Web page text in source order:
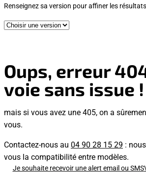
Renseignez sa version pour affiner les
Oups, erreur
voie sans issue !
mais si vous avez une 405, on a
vous.
Contactez-nous au 04 90 28 15 29 :
vous la compatibilité entre modèles.
Je souhaite recevoir une alert email ou SMS